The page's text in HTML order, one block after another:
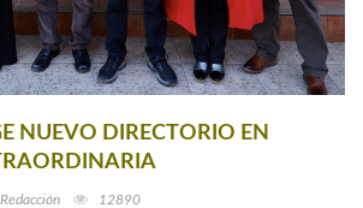
NUEVO DIRECTORIO EN
Redacción 12890